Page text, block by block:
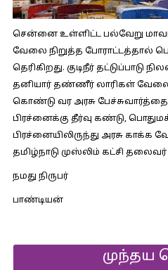
சென்னை உள்ளிட்ட பல்வேறு
வேலை நிறுத்த போராட்டத்தால்
தெரிகிறது. குடிநீர் தட்டுப்பாடு
தனியார் தண்ணீர் லாரிகள் வேலை
கொண்டு வர அரசு
பிரச்னைக்கு தீர்வு கண்டு,
பிரச்னையிலிருந்து அரசு காக்க
தமிழ்நாடு முஸ்லிம் கட்சி
நமது நிருபர்
பாண்டியன்
முந்தய